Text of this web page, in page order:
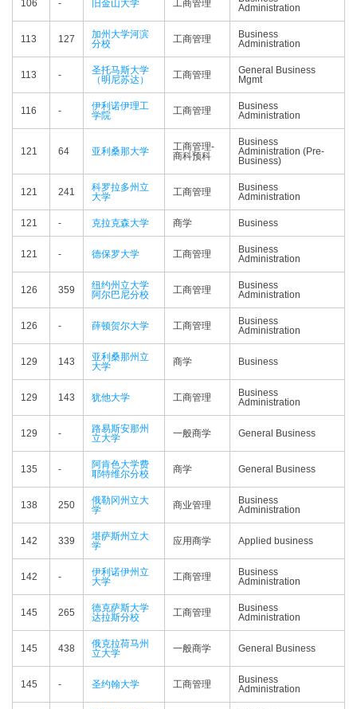
106 - 旧金山大学 工商管理
Administration
113 127
加州大学河滨
分校
工商管理
Business
Administration
113 -
圣托马斯大学
（明尼苏达）
工商管理
General Business
Mgmt
116 -
伊利诺伊理工
学院
工商管理
Business
Administration
121 64 亚利桑那大学
工商管理-
商科预科
Business
Administration (Pre-
Business)
121 241
科罗拉多州立
大学
工商管理
Business
Administration
121 - 克拉克森大学 商学 Business
121 - 德保罗大学 工商管理
Business
Administration
126 359
纽约州立大学
阿尔巴尼分校
工商管理
Business
Administration
126 - 薛顿贺尔大学 工商管理
Business
Administration
129 143
亚利桑那州立
大学
商学 Business
129 143 犹他大学 工商管理
Business
Administration
129 -
路易斯安那州
立大学
一般商学 General Business
135 -
阿肯色大学费
耶特维尔分校
商学 General Business
138 250
俄勒冈州立大
学
商业管理
Business
Administration
142 339
堪萨斯州立大
学
应用商学 Applied business
142 -
伊利诺伊州立
大学
工商管理
Business
Administration
145 265
德克萨斯大学
达拉斯分校
工商管理
Business
Administration
145 438
俄克拉荷马州
立大学
一般商学 General Business
145 - 圣约翰大学 工商管理
Business
Administration